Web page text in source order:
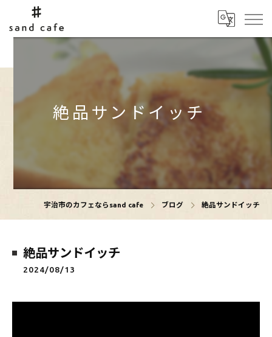
絶品サンドイッチ
宇治市のカフェならsand cafe ブログ 絶品サンドイッチ
絶品サンドイッチ
2024/08/13